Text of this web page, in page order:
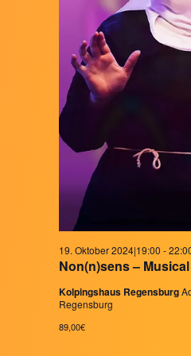
Non(n)sens –
19. Oktober 2024|19:00 -
Kolpingshaus Regensburg
Regensburg
89,00€